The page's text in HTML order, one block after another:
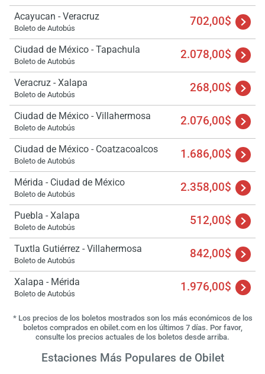
Acayucan - Veracruz
Boleto de Autobús 702,00$
Ciudad de México - Tapachula
Boleto de Autobús 2.078,00$
Veracruz - Xalapa
Boleto de Autobús 268,00$
Ciudad de México - Villahermosa
Boleto de Autobús 2.076,00$
Ciudad de México - Coatzacoalcos
Boleto de Autobús 1.686,00$
Mérida - Ciudad de México
Boleto de Autobús 2.358,00$
Puebla - Xalapa
Boleto de Autobús 512,00$
Tuxtla Gutiérrez - Villahermosa
Boleto de Autobús 842,00$
Xalapa - Mérida
Boleto de Autobús 1.976,00$
* Los precios de los boletos mostrados son los más económicos de los
boletos comprados en obilet.com en los últimos 7 días. Por favor,
consulte los precios actuales de los boletos desde arriba.
Estaciones Más Populares de Obilet